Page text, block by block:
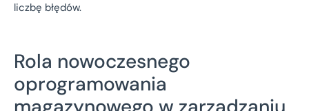
liczbę błędów.
Rola nowoczesnego
oprogramowania